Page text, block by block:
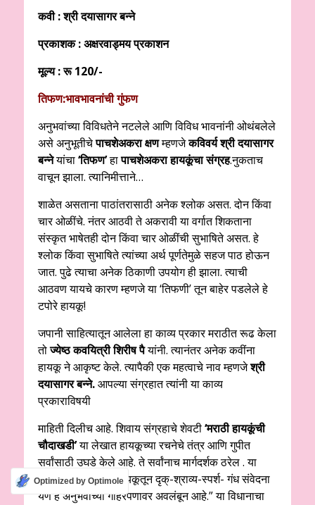
कवी : श्री दयासागर बन्ने
प्रकाशक : अक्षरवाड्मय प्रकाशन
मूल्य : रू 120/-
तिफण:भावभावनांची गुंफण
अनुभवांच्या विविधतेने नटलेले आणि विविध भावनांनी ओथंबलेले
असे अनुभूतीचेपाचशेअकरा क्षणम्हणजेकविवर्य श्री दयासागर
बन्नेयांचा‘तिफण’हापाचशेअकरा हायकूंचा संग्रह.नुकताच
वाचून झाला. त्यानिमीत्ताने…
शाळेत असताना पाठांतरासाठी अनेक श्लोक असत. दोन किंवा
चार ओळींचे. नंतर आठवी ते अकरावी या वर्गात शिकताना
संस्कृत भाषेतही दोन किंवा चार ओळींची सुभाषिते असत. हे
श्लोक किंवा सुभाषिते त्यांच्या अर्थ पूर्णतेमुळे सहज पाठ होऊन
जात. पुढे त्याचा अनेक ठिकाणी उपयोग ही झाला. त्याची
आठवण यायचे कारण म्हणजे या ‘तिफणी’ तून बाहेर पडलेले हे
टपोरे हायकू!
जपानी साहित्यातून आलेला हा काव्य प्रकार मराठीत रूढ केला
तोज्येष्ठ कवयित्री शिरीष पैयांनी. त्यानंतर अनेक कवींना
हायकू ने आकृष्ट केले. त्यापैकी एक महत्वाचे नाव म्हणजेश्री
दयासागर बन्ने.आपल्या संग्रहात त्यांनी या काव्य
प्रकाराविषयी
माहिती दिलीच आहे. शिवाय संग्रहाचे शेवटी‘मराठी हायकूंची
चौदाखडी’या लेखात हायकूच्या रचनेचे तंत्र आणि गुपीत
सर्वांसाठी उघडे केले आहे. ते सर्वांनाच मार्गदर्शक ठरेल . या
लेखात ते म्हणतात, “हायकूतून दृक्-श्राव्य-स्पर्श- गंध संवेदना
येणे हे अनुभवांच्या गहिरेपणावर अवलंबून आहे.” या विधानाचा
Optimized by Optimole